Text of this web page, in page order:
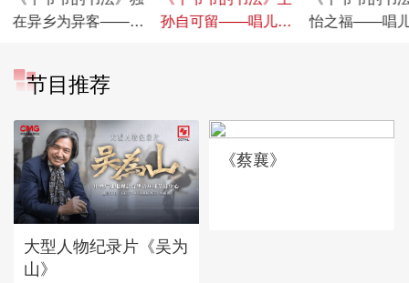
在异乡为异客——唱
孙自可留——唱儿歌
怡之福——唱
节目推荐
大型人物纪录片《吴为
山》
《蔡襄》